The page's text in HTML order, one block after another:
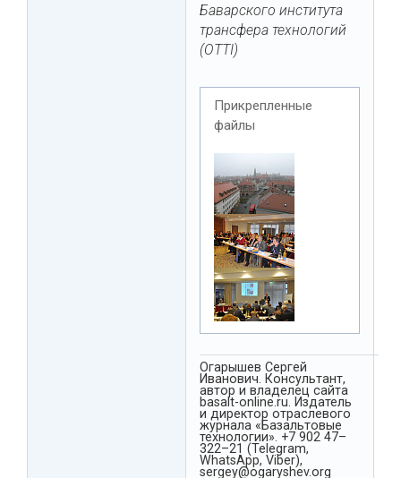
Баварского института
трансфера технологий
(OTTI)
Прикрепленные
файлы
Огарышев Сергей
Иванович. Консультант,
автор и владелец сайта
basalt-online.ru. Издатель
и директор отраслевого
журнала «Базальтовые
технологии». +7 902 47–
322–21 (Telegram,
WhatsApp, Viber),
sergey@ogaryshev.org